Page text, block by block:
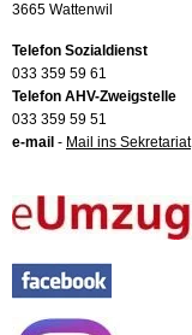
3665 Wattenwil
Telefon Sozialdienst
033 359 59 61
Telefon AHV-Zweigstelle
033 359 59 51
e-mail - Mail ins Sekretariat